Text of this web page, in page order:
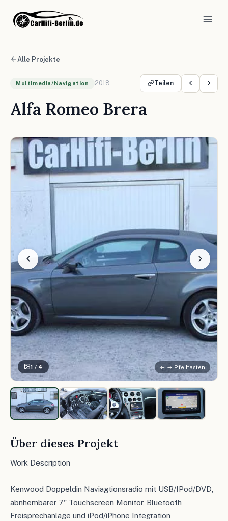
Alle Projekte
Multimedia/Navigation 2018 Teilen
Alfa Romeo Brera
1 / 4 ← → Pfeiltasten
Über dieses Projekt
Work Description
Kenwood Doppeldin Naviagtionsradio mit USB/IPod/DVD,
abnhembarer 7" Touchscreen Monitor, Bluetooth
Freisprechanlage und iPod/iPhone Integration